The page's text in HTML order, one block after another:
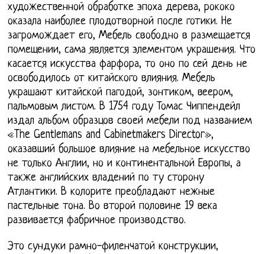
художественной обработке эпоха дерева, рококо
оказала наиболее плодотворной после готики. Не
загромождает его, Мебель свободно в размещается
помещении, сама является элементом украшения. Что
касается искусства фарфора, то оно по сей день не
освободилось от китайского влияния. Мебель
украшают китайской пагодой, зонтиком, веером,
пальмовым листом. В 1754 году Томас Чиппендейл
издал альбом образцов своей мебели под названием
«The Gentlemans and Cabinetmakers Director»,
оказавший большое влияние на мебельное искусство
не только Англии, но и континентальной Европы, а
также английских владений по ту сторону
Атлантики. В колорите преобладают нежные
пастельные тона. Во второй половине 19 века
развивается фабричное производство.
Это сундуки рамно-филенчатой конструкции,